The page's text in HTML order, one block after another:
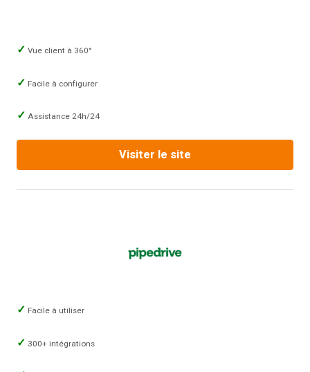
Vue client à 360°
Facile à configurer
Assistance 24h/24
Visiter le site
Facile à utiliser
300+ intégrations